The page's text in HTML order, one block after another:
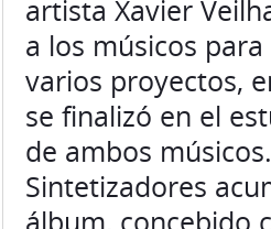
artista Xavier
a los músicos
varios proyectos,
se finalizó en el
de ambos músicos.
Sintetizadores
álbum, concebido